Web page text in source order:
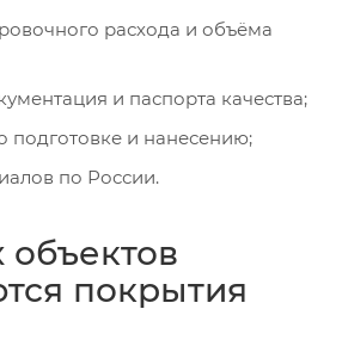
расхода и объёма
и паспорта качества;
подготовке и нанесению;
по России.
объектов
покрытия